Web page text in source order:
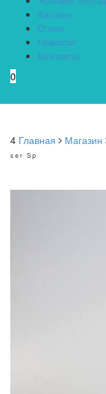
Каталог
О нас
Новости
Контакты
0
4 Главная Магазин
ser Sp